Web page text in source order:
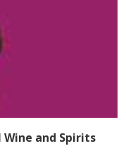
Wine and Spirits